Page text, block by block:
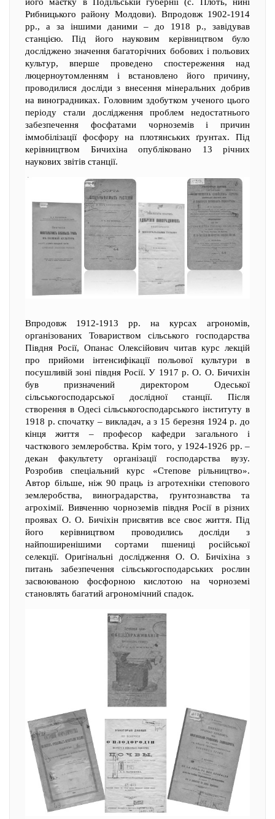
Рибницького району Молдови). Впродовж 1902-1914
рр., а за іншими даними – до 1918 р., завідував
станцією. Під його науковим керівництвом було
досліджено значення багаторічних бобових і польових
культур, вперше проведено спостереження над
люцерноутомленням і встановлено його причину,
проводилися досліди з внесення мінеральних добрив
на виноградниках. Головним здобутком ученого цього
періоду стали дослідження проблем недостатнього
забезпечення фосфатами чорноземів і причин
іммобілізації фосфору на плотянських ґрунтах. Під
керівництвом Бичихіна опубліковано 13 річних
наукових звітів станції.
Впродовж 1912-1913 рр. на курсах агрономів,
організованих Товариством сільського господарства
Півдня Росії, Опанас Олексійович читав курс лекцій
про прийоми інтенсифікації польової культури в
посушливій зоні півдня Росії. У 1917 р. О. О. Бичихін
був призначений директором Одеської
сільськогосподарської дослідної станції. Після
створення в Одесі сільськогосподарського інституту в
1918 р. спочатку – викладач, а з 15 березня 1924 р. до
кінця життя – професор кафедри загального і
часткового землеробства. Крім того, у 1924-1926 рр. –
декан факультету організації господарства вузу.
Розробив спеціальний курс «Степове рільництво».
Автор більше, ніж 90 праць із агротехніки степового
землеробства, виноградарства, ґрунтознавства та
агрохімії. Вивченню чорноземів півдня Росії в різних
проявах О. О. Бичіхін присвятив все своє життя. Під
його керівництвом проводились досліди з
найпоширенішими сортами пшениці російської
селекції. Оригінальні дослідження О. О. Бичіхіна з
питань забезпечення сільськогосподарських рослин
засвоюваною фосфорною кислотою на чорноземі
становлять багатий агрономічний спадок.